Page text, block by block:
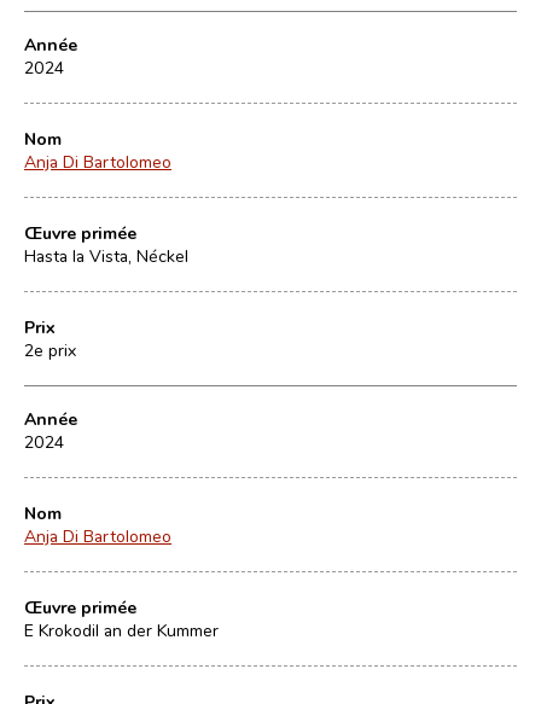
Année
2024
Nom
Anja Di Bartolomeo
Œuvre primée
Hasta la Vista, Néckel
Prix
2e prix
Année
2024
Nom
Anja Di Bartolomeo
Œuvre primée
E Krokodil an der Kummer